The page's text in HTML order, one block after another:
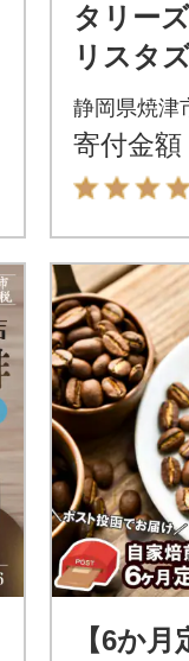
タリー
リスタ
静岡県焼津
寄付金額
【6か